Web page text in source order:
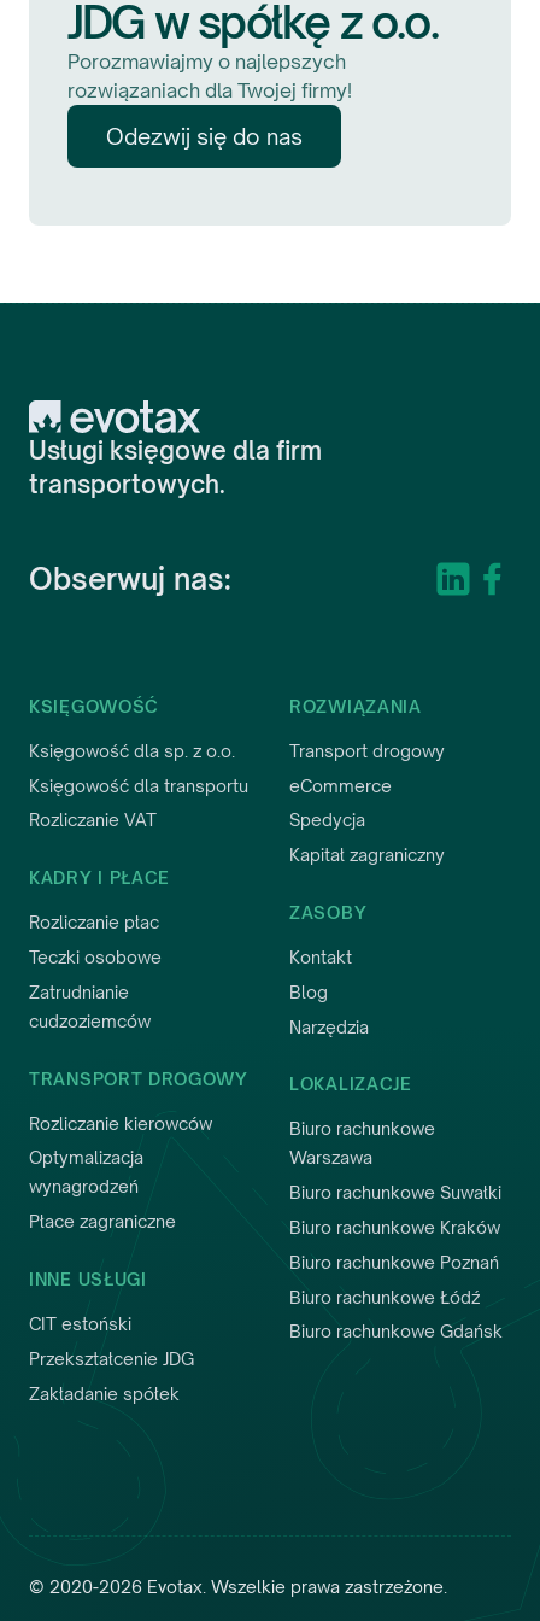
Mindaugas Šilkūnas
Prezes Zarządu, 7 Summits sp. z o.o.
doświadczonych specjalistów
księgowych, którzy działają sprawnie,
odpowiedzialnie i fachowo,
Tomas Bieliauskas
Usługi księgowo-kadrowe Evotax są
świadczone na wysokim poziomie
merytorycznym, współpraca przebiega
płynnie i bezproblemowo. Polecam.
Julius Lekšas
Pracownicy Evotax działają sprawie i
są terminowo, a wyjaśnienia udzielane w
JDG w spółkę z o.o.
Porozmawiajmy o najlepszych
rozwiązaniach dla Twojej firmy!
Odezwij się do nas
Evotax
Usługi księgowe dla firm
transportowych.
Obserwuj nas:
KSIĘGOWOŚĆ
Księgowość dla sp. z o.o.
Księgowość dla transportu
Rozliczanie VAT
KADRY I PŁACE
Rozliczanie płac
Teczki osobowe
Zatrudnianie
cudzoziemców
TRANSPORT DROGOWY
Rozliczanie kierowców
Optymalizacja
wynagrodzeń
Płace zagraniczne
INNE USŁUGI
CIT estoński
Przekształcenie JDG
Zakładanie spółek
ROZWIĄZANIA
Transport drogowy
eCommerce
Spedycja
Kapitał zagraniczny
ZASOBY
Kontakt
Blog
Narzędzia
LOKALIZACJE
Biuro rachunkowe
Warszawa
Biuro rachunkowe Suwałki
Biuro rachunkowe Kraków
Biuro rachunkowe Poznań
Biuro rachunkowe Łódź
Biuro rachunkowe Gdańsk
© 2020-2026 Evotax. Wszelkie prawa zastrzeżone.